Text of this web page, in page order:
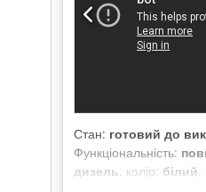
Стан: готовий до
Функціональність:
дизель, колір: білий,